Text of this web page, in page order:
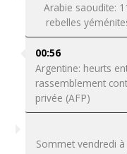
Arabie saoudite:
rebelles
00:56
Argentine: heurts
rassemblement
privée (AFP)
Sommet vendredi